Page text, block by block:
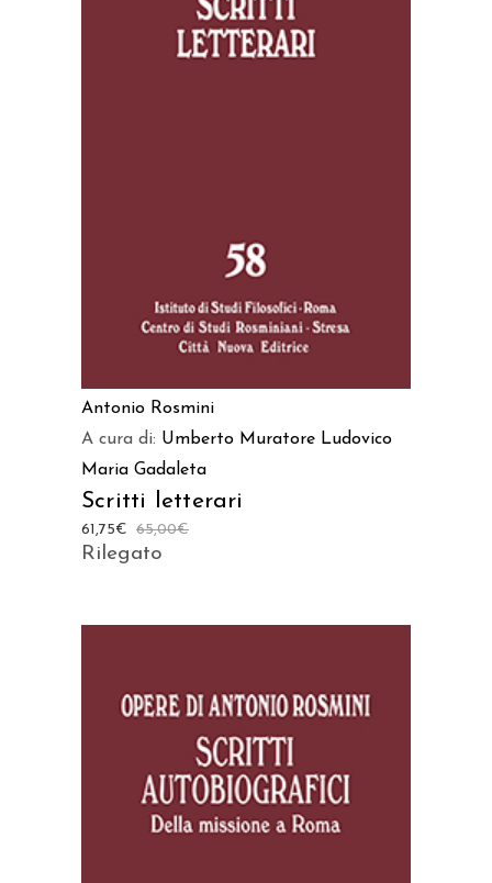
Antonio Rosmini
A cura di: Umberto Muratore Ludovico
Maria Gadaleta
Scritti letterari
65,00€
61,75€
Rilegato